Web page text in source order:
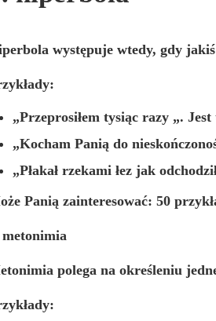
występuje wtedy, gdy
„Przeprosiłem tysiąc razy„. Jest
„Kocham Panią do
„Płakał rzekami łezjak
Panią zainteresować: 50
metonimia
polega na określeniu